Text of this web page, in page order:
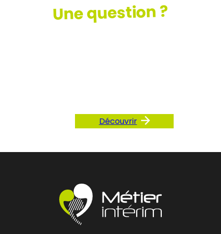
Une question ?
Découvrir